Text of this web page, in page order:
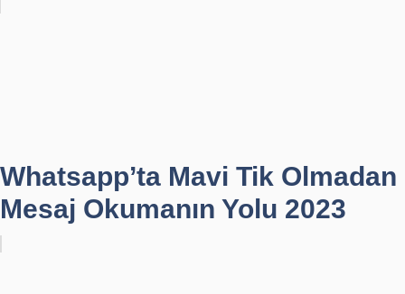
Whatsapp’ta Mavi Tik Olmadan
Mesaj Okumanın Yolu 2023